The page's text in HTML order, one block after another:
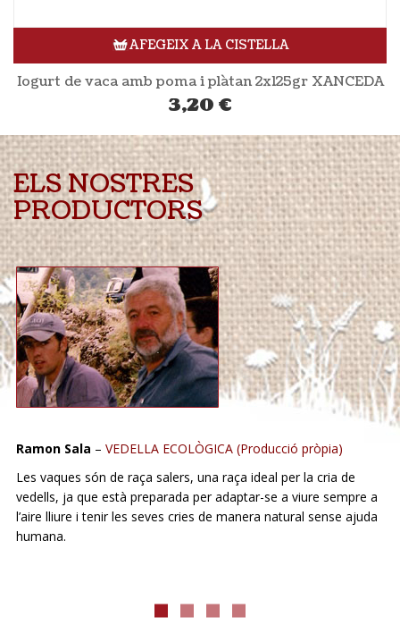
AFEGEIX A LA CISTELLA
Iogurt de vaca amb poma i plàtan 2x125gr XANCEDA
3,20 €
ELS NOSTRES
PRODUCTORS
Ramon Sala – VEDELLA ECOLÒGICA (Producció pròpia)
Les vaques són de raça salers, una raça ideal per la cria de
vedells, ja que està preparada per adaptar-se a viure sempre a
l’aire lliure i tenir les seves cries de manera natural sense ajuda
humana.